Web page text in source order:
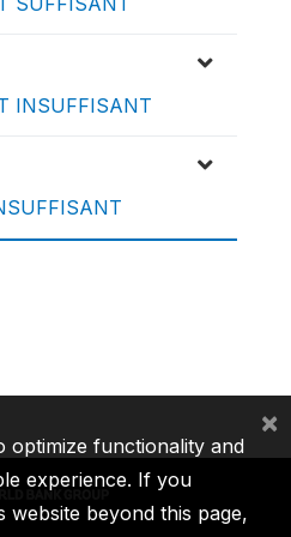
INSUFFISANT
optimize functionality and
experience. If you
website beyond this page,
×